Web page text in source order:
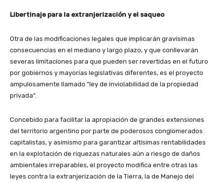
Libertinaje para la extranjerización y el saqueo
Otra de las modificaciones legales que implicarán gravísimas
consecuencias en el mediano y largo plazo, y que conllevarán
severas limitaciones para que pueden ser revertidas en el futuro
por gobiernos y mayorías legislativas diferentes, es el proyecto
ampulosamente llamado “ley de inviolabilidad de la propiedad
privada”.
Concebido para facilitar la apropiación de grandes extensiones
del territorio argentino por parte de poderosos conglomerados
capitalistas, y asimismo para garantizar altísimas rentabilidades
en la explotación de riquezas naturales aún a riesgo de daños
ambientales irreparables, el proyecto modifica entre otras las
leyes contra la extranjerización de la Tierra, la de Manejo del